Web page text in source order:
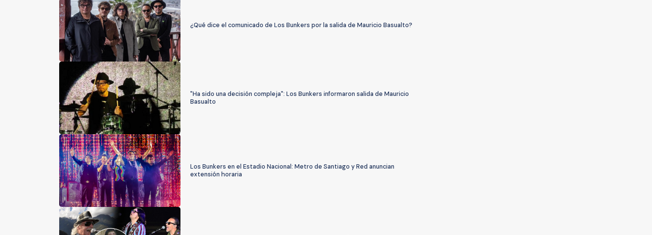
¿Qué dice el comunicado de Los Bunkers por la salida de Mauricio Basualto?
"Ha sido una decisión compleja": Los Bunkers informaron salida de Mauricio
Basualto
Los Bunkers en el Estadio Nacional: Metro de Santiago y Red anuncian
extensión horaria